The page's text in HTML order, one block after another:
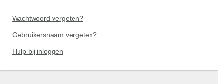
Wachtwoord vergeten?
Gebruikersnaam vergeten?
Hulp bij inloggen